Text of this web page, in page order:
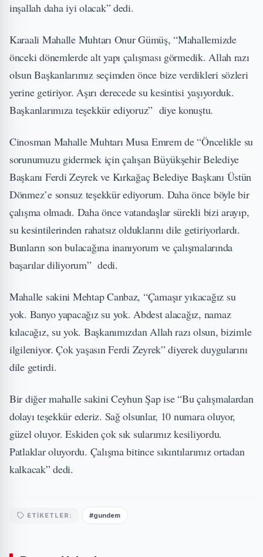
inşallah daha iyi olacak” dedi.
Karaali Mahalle Muhtarı Onur Gümüş, “Mahallemizde
önceki dönemlerde alt yapı çalışması görmedik. Allah razı
olsun Başkanlarımız seçimden önce bize verdikleri sözleri
yerine getiriyor. Aşırı derecede su kesintisi yaşıyorduk.
Başkanlarımıza teşekkür ediyoruz” diye konuştu.
Cinosman Mahalle Muhtarı Musa Emrem de “Öncelikle su
sorunumuzu gidermek için çalışan Büyükşehir Belediye
Başkanı Ferdi Zeyrek ve Kırkağaç Belediye Başkanı Üstün
Dönmez’e sonsuz teşekkür ediyorum. Daha önce böyle bir
çalışma olmadı. Daha önce vatandaşlar sürekli bizi arayıp,
su kesintilerinden rahatsız olduklarını dile getiriyorlardı.
Bunların son bulacağına inanıyorum ve çalışmalarında
başarılar diliyorum” dedi.
Mahalle sakini Mehtap Canbaz, “Çamaşır yıkacağız su
yok. Banyo yapacağız su yok. Abdest alacağız, namaz
kılacağız, su yok. Başkanımızdan Allah razı olsun, bizimle
ilgileniyor. Çok yaşasın Ferdi Zeyrek” diyerek duygularını
dile getirdi.
Bir diğer mahalle sakini Ceyhun Şap ise “Bu çalışmalardan
dolayı teşekkür ederiz. Sağ olsunlar, 10 numara oluyor,
güzel oluyor. Eskiden çok sık sularımız kesiliyordu.
Patlaklar oluyordu. Çalışma bitince sıkıntılarımız ortadan
kalkacak” dedi.
ETIKETLER: #gundem